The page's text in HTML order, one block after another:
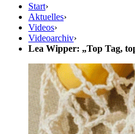
Start›
Aktuelles›
Videos›
Videoarchiv›
Lea Wipper: „Top Tag,